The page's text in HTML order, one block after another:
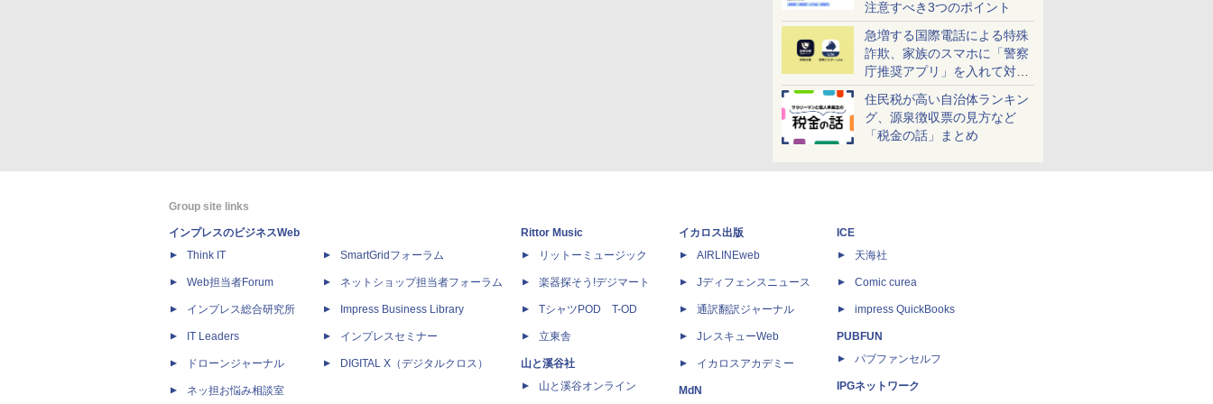
注意すべき3つのポイント
急増する国際電話による特殊
詐欺、家族のスマホに「警察
庁推奨アプリ」を入れて対策
しよう！
住民税が高い自治体ランキン
グ、源泉徴収票の見方など
「税金の話」まとめ
Group site links
インプレスのビジネスWeb
Think IT
Web担当者Forum
インプレス総合研究所
IT Leaders
ドローンジャーナル
ネッ担お悩み相談室
SmartGridフォーラム
ネットショップ担当者フォーラム
Impress Business Library
インプレスセミナー
DIGITAL X（デジタルクロス）
Rittor Music
リットーミュージック
楽器探そう!デジマート
TシャツPOD T-OD
立東舎
山と溪谷社
山と溪谷オンライン
イカロス出版
AIRLINEweb
Jディフェンスニュース
通訳翻訳ジャーナル
JレスキューWeb
イカロスアカデミー
MdN
ICE
天海社
Comic curea
impress QuickBooks
PUBFUN
パブファンセルフ
IPGネットワーク